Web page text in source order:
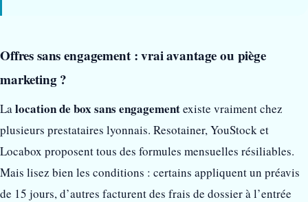
Offres sans engagement : vrai avantage ou piège
marketing ?
Lalocation de box sans engagementexiste vraiment chez
plusieurs prestataires lyonnais. Resotainer, YouStock et
Locabox proposent tous des formules mensuelles résiliables.
Mais lisez bien les conditions : certains appliquent un préavis
de 15 jours, d’autres facturent des frais de dossier à l’entrée